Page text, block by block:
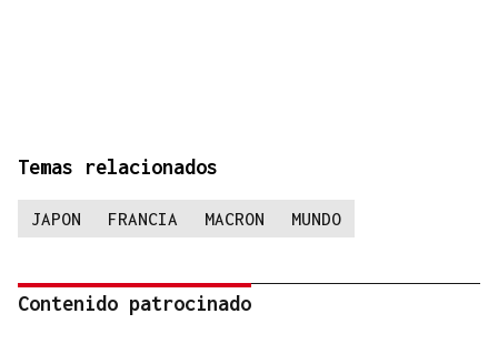
Temas relacionados
JAPON FRANCIA MACRON MUNDO
Contenido patrocinado